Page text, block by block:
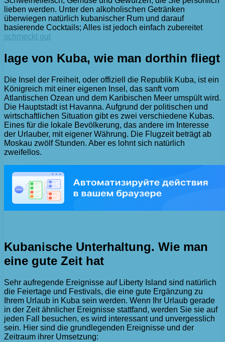
lieben werden. Unter den alkoholischen Getränken
überwiegen natürlich kubanischer Rum und darauf
basierende Cocktails; Alles ist jedoch einfach zubereitet
schmeckt gut
lage von Kuba, wie man dorthin fliegt
Die Insel der Freiheit, oder offiziell die Republik Kuba, ist ein
Königreich mit einer eigenen Insel, das sanft vom
Atlantischen Ozean und dem Karibischen Meer umspült wird.
Die Hauptstadt ist Havanna. Aufgrund der politischen und
wirtschaftlichen Situation gibt es zwei verschiedene Kubas.
Eines für die lokale Bevölkerung, das andere im Interesse
der Urlauber, mit eigener Währung. Die Flugzeit beträgt ab
Moskau zwölf Stunden. Aber es lohnt sich natürlich
zweifellos.
Kubanische Unterhaltung. Wie man
eine gute Zeit hat
Sehr aufregende Ereignisse auf Liberty Island sind natürlich
die Feiertage und Festivals, die eine gute Ergänzung zu
Ihrem Urlaub in Kuba sein werden. Wenn Ihr Urlaub gerade
in der Zeit ähnlicher Ereignisse stattfand, werden Sie sie auf
jeden Fall besuchen, es wird interessant und unvergesslich
sein. Hier sind die grundlegenden Ereignisse und der
Zeitraum ihrer Umsetzung: